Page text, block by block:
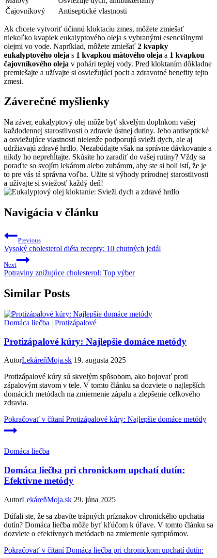
Čajovníkový
Antiseptické vlastnosti
Ak chcete vytvoriť účinnú kloktaciu zmes, môžete zmiešať
niekoľko kvapiek eukalyptového oleja s vybranými esenciálnymi
olejmi vo vode. Napríklad, môžete zmiešať 2 kvapky
eukalyptového oleja s 1 kvapkou mätového oleja a 1 kvapkou
čajovníkového oleja v pohári teplej vody. Pred kloktaním dôkladne
premiešajte a užívajte si osviežujúci pocit a zdravotné benefity tejto
zmesi.
Záverečné myšlienky
Na záver, eukalyptový olej môže byť skvelým doplnkom vašej
každodennej starostlivosti o zdravie ústnej dutiny. Jeho antiseptické
a osviežujúce vlastnosti nielenže podporujú svieži dych, ale aj
udržiavajú zdravé hrdlo. Nezabúdajte však na správne dávkovanie a
nikdy ho neprehĺtajte. Skúsite ho zaradiť do vašej rutiny? Vždy sa
poraďte so svojím lekárom alebo zubárom, aby ste si boli istí, že je
to pre vás tá správna voľba. Užite si výhody prírodnej starostlivosti
a užívajte si sviežosť každý deň!
Navigácia v článku
Previous
Vysoký cholesterol diéta recepty: 10 chutných jedál
Next
Potraviny znižujúce cholesterol: Top výber
Similar Posts
Domáca liečba | Protizápalové
Protizápalové kúry: Najlepšie domáce metódy
AutorLekáreňMoja.sk 19. augusta 2025
Protizápalové kúry sú skvelým spôsobom, ako bojovať proti
zápalovým stavom v tele. V tomto článku sa dozviete o najlepších
domácich metódach na zmiernenie zápalu a zlepšenie celkového
zdravia.
Pokračovať v čítaníProtizápalové kúry: Najlepšie domáce metódy
Domáca liečba
Domáca liečba pri chronickom upchatí dutín:
Efektívne metódy
AutorLekáreňMoja.sk 29. júna 2025
Dúfali ste, že sa zbavíte trápných príznakov chronického upchatia
dutín? Domáca liečba môže byť kľúčom k úľave. V tomto článku sa
dozviete o efektívnych metódach na zmiernenie symptómov.
Pokračovať v čítaníDomáca liečba pri chronickom upchatí dutín: